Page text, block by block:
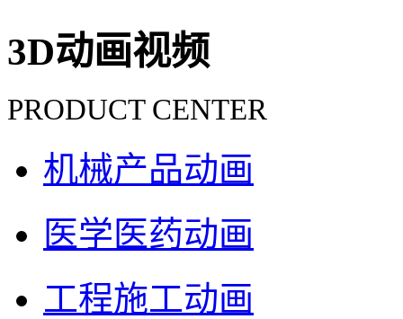
3D动画视频
PRODUCT CENTER
机械产品动画
医学医药动画
工程施工动画